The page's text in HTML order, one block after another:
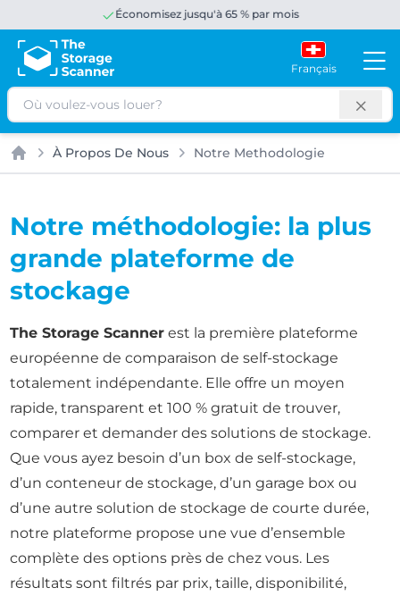
Économisez jusqu'à 65 % par mois
Français
Rechercher
Accueil
À Propos De Nous Notre Methodologie
Notre méthodologie: la plus
grande plateforme de
stockage
The Storage Scanner est la première plateforme
européenne de comparaison de self-stockage
totalement indépendante. Elle offre un moyen
rapide, transparent et 100 % gratuit de trouver,
comparer et demander des solutions de stockage.
Que vous ayez besoin d’un box de self-stockage,
d’un conteneur de stockage, d’un garage box ou
d’une autre solution de stockage de courte durée,
notre plateforme propose une vue d’ensemble
complète des options près de chez vous. Les
résultats sont filtrés par prix, taille, disponibilité,